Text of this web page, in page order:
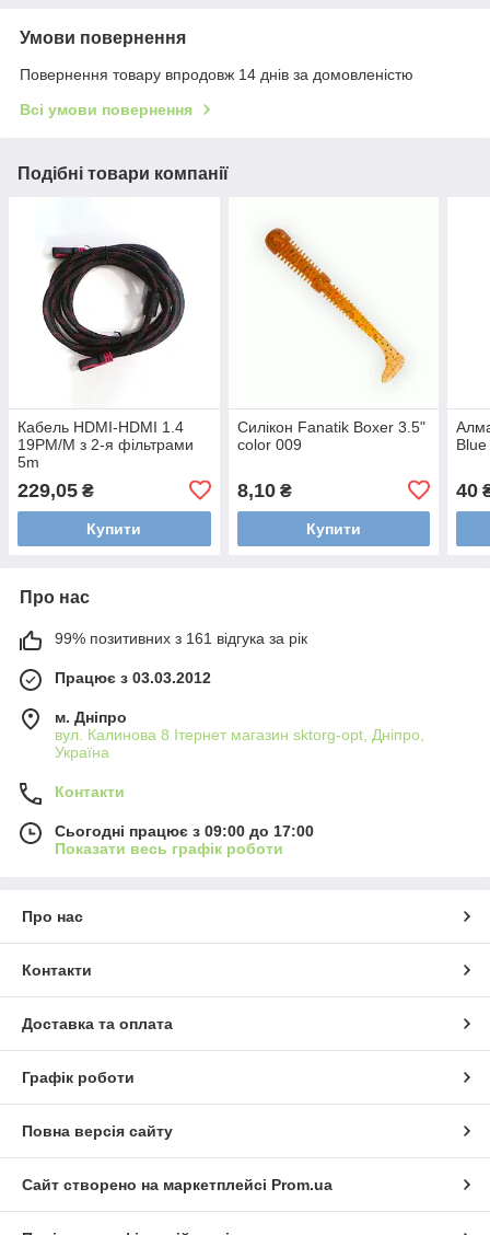
Умови повернення
Повернення товару впродовж 14 днів за домовленістю
Всі умови повернення
Подібні товари компанії
Кабель HDMI-HDMI 1.4
19PM/M з 2-я фільтрами
5m
229,05 ₴
Купити
Силікон Fanatik Boxer 3.5"
color 009
8,10₴
Купити
40
Про нас
99% позитивних з 161 відгука за рік
Працює з 03.03.2012
м. Дніпро
вул. Калинова 8 Ітернет магазин sktorg-opt, Дніпро,
Україна
Контакти
Сьогодні працює з 09:00 до 17:00
Показати весь графік роботи
Про нас
Контакти
Доставка та оплата
Графік роботи
Повна версія сайту
Сайт створено на маркетплейсі Prom.ua